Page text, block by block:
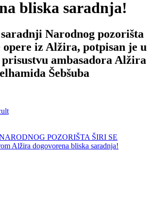
bliska saradnja!
Narodnog pozorišta
opere iz Alžira, potpisan je u
ambasadora Alžira
Šebšuba